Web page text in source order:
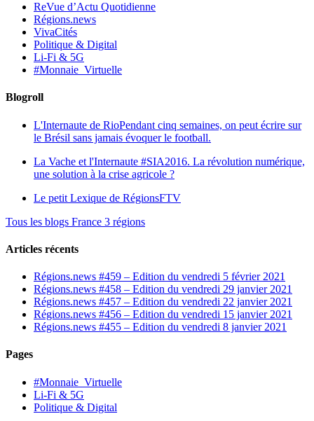
ReVue d’Actu Quotidienne
Régions.news
VivaCités
Politique & Digital
Li-Fi & 5G
#Monnaie_Virtuelle
Blogroll
L'Internaute de RioPendant cinq semaines, on peut écrire sur
le Brésil sans jamais évoquer le football.
La Vache et l'Internaute #SIA2016. La révolution numérique,
une solution à la crise agricole ?
Le petit Lexique de RégionsFTV
Tous les blogs France 3 régions
Articles récents
Régions.news #459 – Edition du vendredi 5 février 2021
Régions.news #458 – Edition du vendredi 29 janvier 2021
Régions.news #457 – Edition du vendredi 22 janvier 2021
Régions.news #456 – Edition du vendredi 15 janvier 2021
Régions.news #455 – Edition du vendredi 8 janvier 2021
Pages
#Monnaie_Virtuelle
Li-Fi & 5G
Politique & Digital